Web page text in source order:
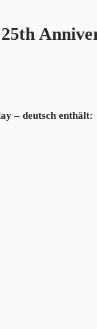
– deutsch enthält: